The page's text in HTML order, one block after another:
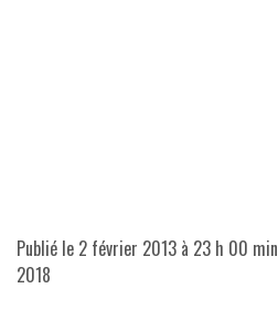
Publié le 2 février 2013 à 23 h 00 min
2018